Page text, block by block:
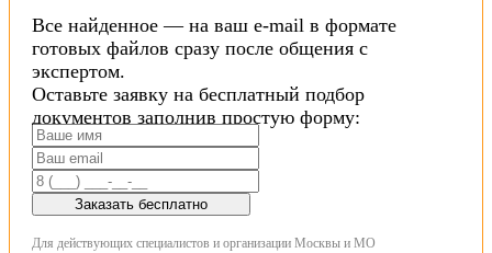
Все найденное — на ваш e-mail в формате
готовых файлов сразу после общения с
экспертом.
Оставьте заявку на бесплатный подбор
документов заполнив простую форму:
Заказать бесплатно
Для действующих специалистов и организации Москвы и МО